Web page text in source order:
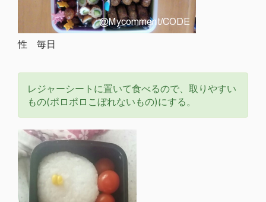
性 毎日
レジャーシートに置いて食べるので、取りやすい
もの(ポロポロこぼれないもの)にする。